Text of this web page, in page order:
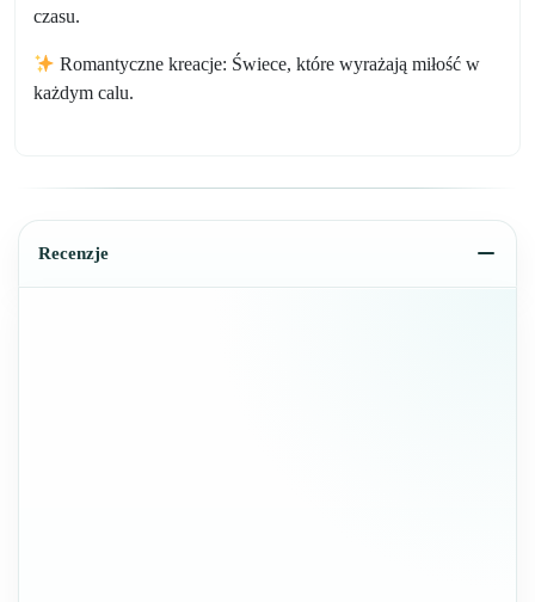
czasu.
Romantyczne kreacje: Świece, które wyrażają miłość w
każdym calu.
Recenzje